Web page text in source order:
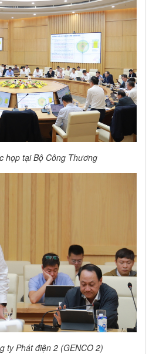
họp tại Bộ Công Thương
ty Phát điện 2 (GENCO 2)